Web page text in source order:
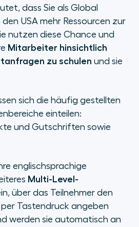
dass Sie als Global
USA mehr Ressourcen zur
nutzen diese Chance und
Mitarbeiter hinsichtlich
zu schulen und sie
sich die häufig gestellten
einteilen:
und Gutschriften sowie
englischsprachige
Multi-Level-
über das Teilnehmer den
Tastendruck angeben
werden sie automatisch an